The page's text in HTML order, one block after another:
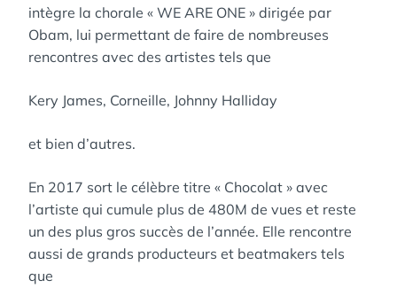
intègre la chorale « WE ARE ONE » dirigée par
Obam, lui permettant de faire de nombreuses
rencontres avec des artistes tels que
Kery James, Corneille, Johnny Halliday
et bien d’autres.
En 2017 sort le célèbre titre « Chocolat » avec
l’artiste qui cumule plus de 480M de vues et reste
un des plus gros succès de l’année. Elle rencontre
aussi de grands producteurs et beatmakers tels
que